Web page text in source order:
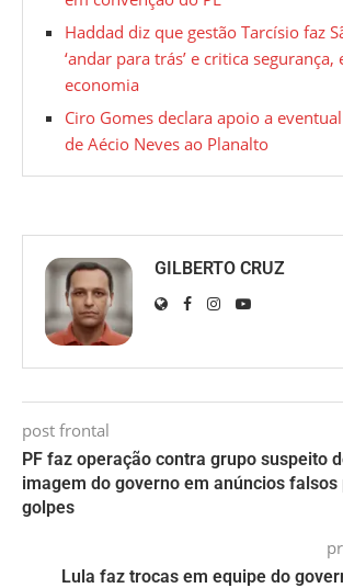
Haddad diz que gestão Tarcísio faz
‘andar para trás’ e critica segurança,
economia
Ciro Gomes declara apoio a
de Aécio Neves ao Planalto
GILBERTO CRUZ
post frontal
PF faz operação contra grupo suspeito
imagem do governo em anúncios
golpes
Lula faz trocas em equipe do